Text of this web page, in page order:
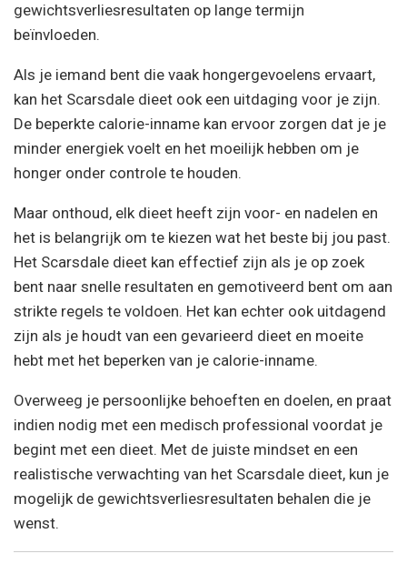
gewichtsverliesresultaten op lange termijn
beïnvloeden.
Als je iemand bent die vaak hongergevoelens ervaart,
kan het Scarsdale dieet ook een uitdaging voor je zijn.
De beperkte calorie-inname kan ervoor zorgen dat je je
minder energiek voelt en het moeilijk hebben om je
honger onder controle te houden.
Maar onthoud, elk dieet heeft zijn voor- en nadelen en
het is belangrijk om te kiezen wat het beste bij jou past.
Het Scarsdale dieet kan effectief zijn als je op zoek
bent naar snelle resultaten en gemotiveerd bent om aan
strikte regels te voldoen. Het kan echter ook uitdagend
zijn als je houdt van een gevarieerd dieet en moeite
hebt met het beperken van je calorie-inname.
Overweeg je persoonlijke behoeften en doelen, en praat
indien nodig met een medisch professional voordat je
begint met een dieet. Met de juiste mindset en een
realistische verwachting van het Scarsdale dieet, kun je
mogelijk de gewichtsverliesresultaten behalen die je
wenst.